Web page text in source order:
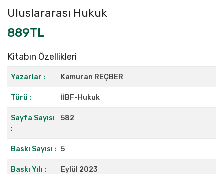
Uluslararası Hukuk
889TL
Kitabın Özellikleri
Yazarlar : Kamuran REÇBER
Türü : İİBF-Hukuk
Sayfa Sayısı
:
582
Baskı Sayısı : 5
Baskı Yılı : Eylül 2023